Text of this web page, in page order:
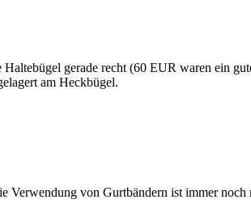
gerade recht (60 EUR waren ein
am Heckbügel.
von Gurtbändern ist immer